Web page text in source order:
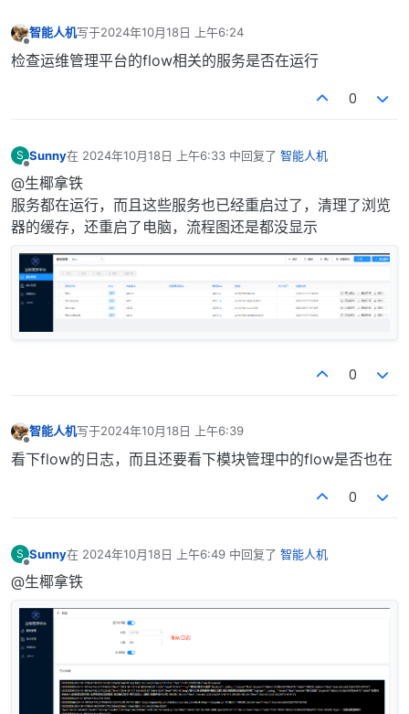
智能人机写于2024年10月18日 上午6:24
最后由 编辑
检查运维管理平台的flow相关的服务是否在运行
0
S Sunny在 2024年10月18日 上午6:33 中回复了 智能人机
最后由 编辑
@生椰拿铁
服务都在运行，而且这些服务也已经重启过了，清理了浏览
器的缓存，还重启了电脑，流程图还是都没显示
0
智能人机写于2024年10月18日 上午6:39
最后由 编辑
看下flow的日志，而且还要看下模块管理中的flow是否也在
0
S Sunny在 2024年10月18日 上午6:49 中回复了 智能人机
最后由 编辑
@生椰拿铁